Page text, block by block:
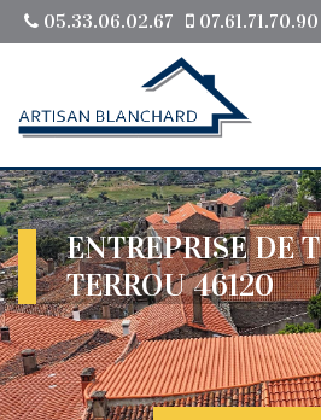
05.33.06.02.67 07.61.71.70.90
ENTREPRISE DE
TERROU 46120